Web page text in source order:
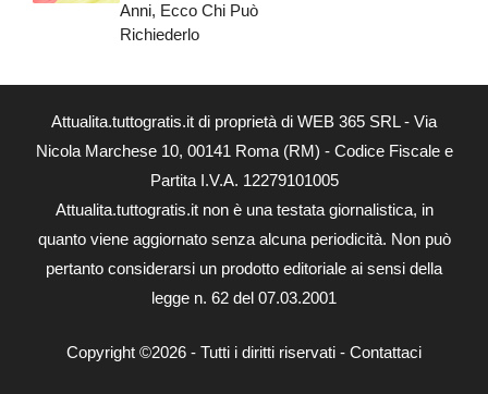
Anni, Ecco Chi Può
Richiederlo
Attualita.tuttogratis.it di proprietà di WEB 365 SRL - Via
Nicola Marchese 10, 00141 Roma (RM) - Codice Fiscale e
Partita I.V.A. 12279101005
Attualita.tuttogratis.it non è una testata giornalistica, in
quanto viene aggiornato senza alcuna periodicità. Non può
pertanto considerarsi un prodotto editoriale ai sensi della
legge n. 62 del 07.03.2001
Copyright ©2026 - Tutti i diritti riservati - Contattaci